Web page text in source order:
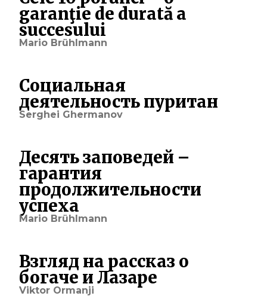
garanţie de durată a
succesului
Mario Brühlmann
Социальная
деятельность пуритан
Serghei Ghermanov
Десять заповедей –
гарантия
продолжительности
успеха
Mario Brühlmann
Взгляд на рассказ о
богаче и Лазаре
Viktor Ormanji